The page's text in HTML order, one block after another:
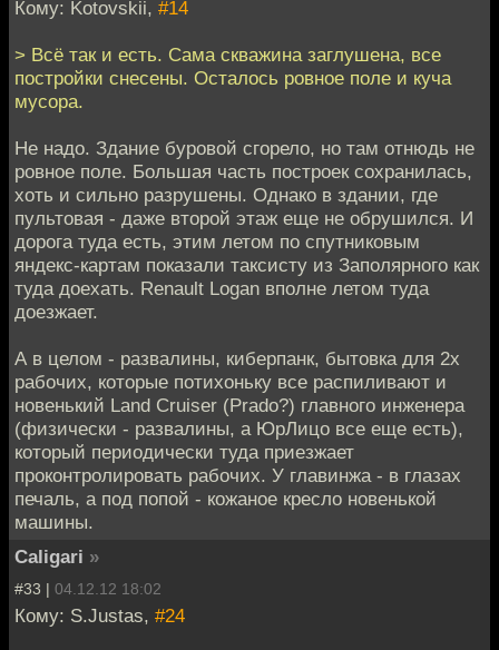
Кому: Kotovskii, #14
> Всё так и есть. Сама скважина заглушена, все
постройки снесены. Осталось ровное поле и куча
мусора.
Не надо. Здание буровой сгорело, но там отнюдь не
ровное поле. Большая часть построек сохранилась,
хоть и сильно разрушены. Однако в здании, где
пультовая - даже второй этаж еще не обрушился. И
дорога туда есть, этим летом по спутниковым
яндекс-картам показали таксисту из Заполярного как
туда доехать. Renault Logan вполне летом туда
доезжает.
А в целом - развалины, киберпанк, бытовка для 2х
рабочих, которые потихоньку все распиливают и
новенький Land Cruiser (Prado?) главного инженера
(физически - развалины, а ЮрЛицо все еще есть),
который периодически туда приезжает
проконтролировать рабочих. У главинжа - в глазах
печаль, а под попой - кожаное кресло новенькой
машины.
Caligari »
#33 | 04.12.12 18:02
Кому: S.Justas, #24